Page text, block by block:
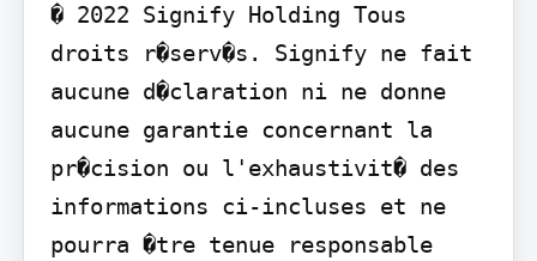
� 2022 Signify Holding Tous
droits r�serv�s. Signify ne fait
aucune d�claration ni ne donne
aucune garantie concernant la
pr�cision ou l'exhaustivit� des
informations ci-incluses et ne
pourra �tre tenue responsable